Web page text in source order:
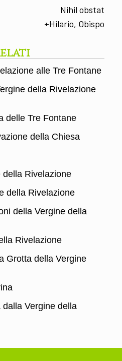
Nihil obstat
+Hilario, Obispo
alle Tre Fontane
della Rivelazione
delle Tre Fontane
della Chiesa
della Rivelazione
della Rivelazione
della Vergine della
Rivelazione
Grotta della Vergine
Vergine della